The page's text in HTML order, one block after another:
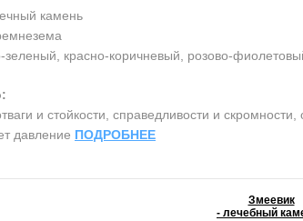
камень
зеленый, красно-коричневый, розово-
и стойкости, справедливости и скромности,
давление ПОДРОБНЕЕ
Змеевик
- лечебный